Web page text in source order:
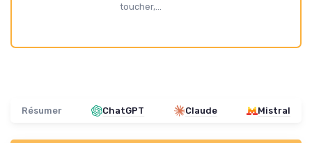
toucher,...
Résumer ChatGPT Claude Mistral